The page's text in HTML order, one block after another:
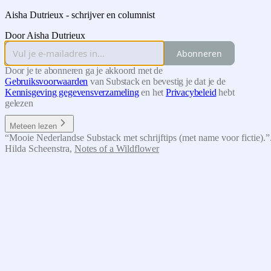
Aisha Dutrieux - schrijver en columnist
Door Aisha Dutrieux
Abonneren
Door je te abonneren ga je akkoord met de
Gebruiksvoorwaarden van Substack en bevestig je dat je de
Kennisgeving gegevensverzamelingen hetPrivacybeleid hebt
gelezen
Meteen lezen
“Mooie Nederlandse Substack met schrijftips (met name voor
Hilda Scheenstra, Notes of a Wildflower